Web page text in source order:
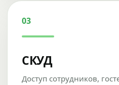
03
СКУД
Доступ сотрудников,